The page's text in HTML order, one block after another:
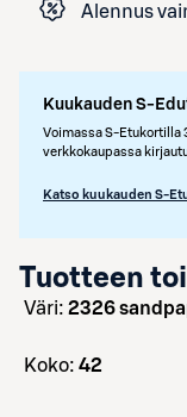
Alennus
Kuukauden S-
Voimassa S-Etukortilla
verkkokaupassa
Katso kuukauden S-
Tuotteen
väri: 2326
koko: 42